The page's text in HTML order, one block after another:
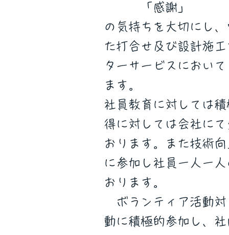
「感謝」
の気持ちを大切にし
た打合せ及び設計施
ターサービスにおい
ます。
社員教育に対しては
得に対しては会社に
おります。また技術
に参加し社員一人一
おります。
ボランティア活動対
動に積極的参加し、